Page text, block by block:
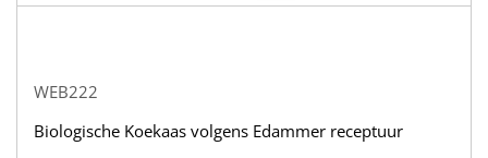
WEB222
Biologische Koekaas volgens Edammer receptuur